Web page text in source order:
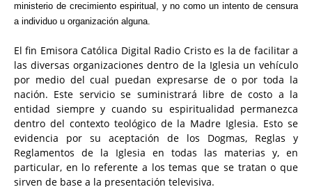
ministerio de crecimiento espiritual, y no como un intento de censura
a individuo u organización alguna.
El fin Emisora Católica Digital Radio Cristo es la de facilitar a
las diversas organizaciones dentro de la Iglesia un vehículo
por medio del cual puedan expresarse de o por toda la
nación. Este servicio se suministrará libre de costo a la
entidad siempre y cuando su espiritualidad permanezca
dentro del contexto teológico de la Madre Iglesia. Esto se
evidencia por su aceptación de los Dogmas, Reglas y
Reglamentos de la Iglesia en todas las materias y, en
particular, en lo referente a los temas que se tratan o que
sirven de base a la presentación televisiva.